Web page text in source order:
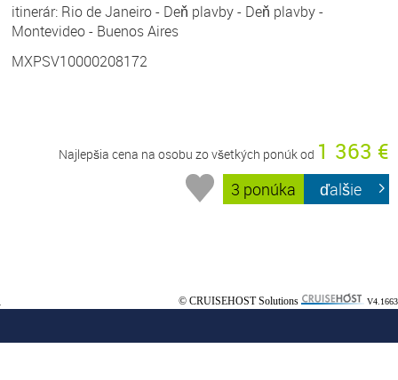
itinerár: Rio de Janeiro - Deň plavby - Deň plavby -
Montevideo - Buenos Aires
MXPSV10000208172
Najlepšia cena na osobu zo všetkých ponúk od 1 363 €
3 ponúka ďalšie
© CRUISEHOST Solutions V4.1663